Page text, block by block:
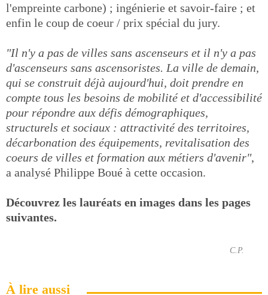
l'empreinte carbone) ; ingénierie et savoir-faire ; et
enfin le coup de coeur / prix spécial du jury.
"Il n'y a pas de villes sans ascenseurs et il n'y a pas
d'ascenseurs sans ascensoristes. La ville de demain,
qui se construit déjà aujourd'hui, doit prendre en
compte tous les besoins de mobilité et d'accessibilité
pour répondre aux défis démographiques,
structurels et sociaux : attractivité des territoires,
décarbonation des équipements, revitalisation des
coeurs de villes et formation aux métiers d'avenir",
a analysé Philippe Boué à cette occasion.
Découvrez les lauréats en images dans les pages
suivantes.
C.P.
À lire aussi